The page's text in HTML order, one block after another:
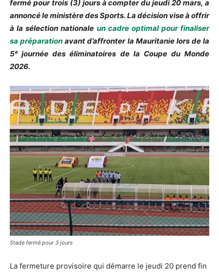
fermé pour trois (3) jours à compter du jeudi 20 mars, a
annoncé le ministère des Sports. La décision vise à offrir
à la sélection nationale un cadre optimal pour finaliser
sa préparation avant d’affronter la Mauritanie lors de la
5ᵉ journée des éliminatoires de la Coupe du Monde
2026.
Stade fermé pour 3 jours
La fermeture provisoire qui démarre le jeudi 20 prend fin